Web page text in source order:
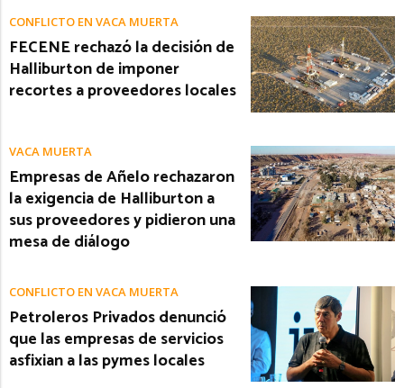
CONFLICTO EN VACA MUERTA
FECENE rechazó la decisión de
Halliburton de imponer
recortes a proveedores locales
VACA MUERTA
Empresas de Añelo rechazaron
la exigencia de Halliburton a
sus proveedores y pidieron una
mesa de diálogo
CONFLICTO EN VACA MUERTA
Petroleros Privados denunció
que las empresas de servicios
asfixian a las pymes locales